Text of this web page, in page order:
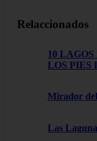
Relaccionados
10
LOS PIES
Mirador
Las